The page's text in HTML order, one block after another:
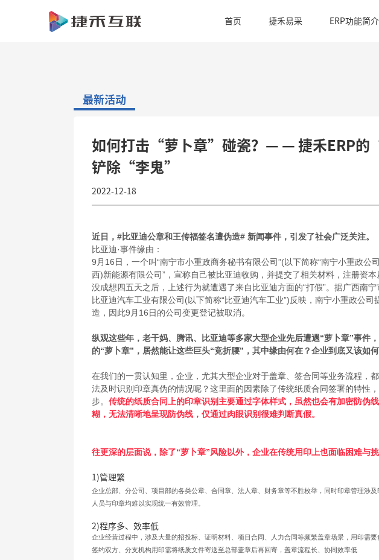
首页 捷禾易采 ERP功能简介
最新活动
如何打击“萝卜章”碰瓷？— — 捷禾ERP的
铲除“李鬼”
2022-12-18
近日，#比亚迪公章和王传福签名遭伪造# 新闻事件，引发了社会广泛关注。
比亚迪·事件缘由：
9月16日，一个叫“南宁市小重政商务秘书有限公司”(以下简称“南宁小重政公
西)新能源有限公司”，宣称自己被比亚迪收购，并提交了相关材料，注册资本
没成想四五天之后，上述行为就遭遇了来自比亚迪方面的“打假”。据广西南
比亚迪汽车工业有限公司(以下简称“比亚迪汽车工业”)反映，南宁小重政公
造，因此9月16日的公司变更登记被取消。
纵观这些年，老干妈、腾讯、比亚迪等多家大型企业先后遭遇“萝卜章”事件
的“萝卜章”，居然能让这些巨头“竞折腰”，其中缘由何在？企业到底又该如
在我们的一贯认知里，企业，尤其大型企业对于盖章、签合同等业务流程，
法及时识别印章真伪的情况呢？这里面的因素除了传统纸质合同签署的特性
步。 传统的纸质合同上的印章识别主要通过字体样式，虽然也会有加密防伪
糊，无法清晰地呈现防伪线，仅通过肉眼识别很难判断真假。
往更深的层面说，除了“萝卜章”风险以外，企业在传统用印上也面临困难与挑
1)管理繁
企业总部、分公司、项目部的各类公章、合同章、法人章、财务章等不胜枚举，同时印章管理涉
人员与印章均难以实现统一有效管理。
2)程序多、效率低
企业经营过程中，涉及大量的招投标、证明材料、项目合同、人力合同等频繁盖章场景，用印需要
签约双方、分支机构用印需将纸质文件寄送至总部盖章后再回寄，盖章流程长、协同效率低